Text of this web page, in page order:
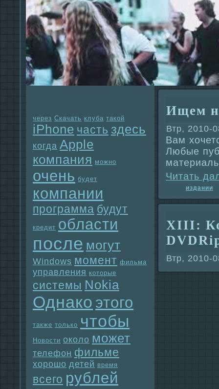
через Скачать клуба такой
iPhone часть здесь
когда Apple
компания можно
очень будет
компании
прогpaмма будут
кредит области
после могут
Windows момент фильма
упpaвления которые
системы Nokia
Однaко этого
также только чтобы
Новости около может
телефон фильме
хорошо детей время
всего рублей
Ищем
Втр, 2010-
Вам
Любые
Читать
издании
XIII:
Втр, 2010-